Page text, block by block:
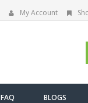
My Account
FAQ BLOGS